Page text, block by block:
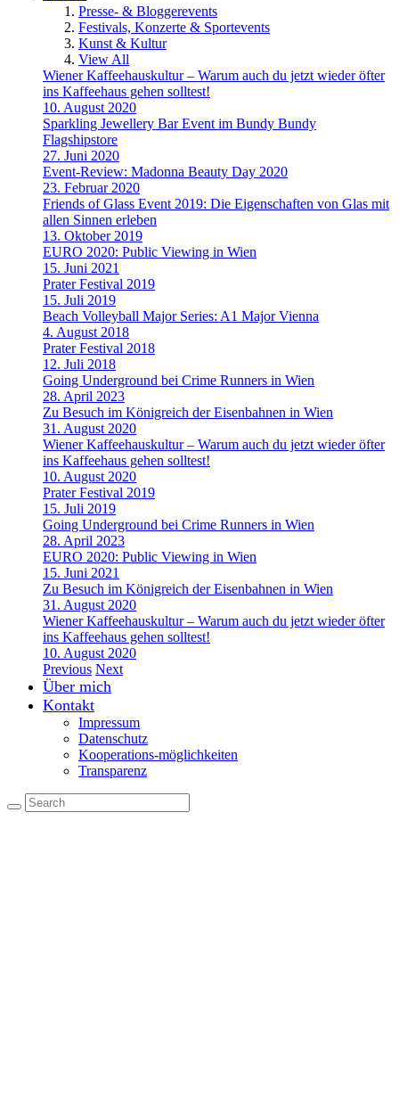
Presse- & Bloggerevents
Festivals, Konzerte & Sportevents
Kunst & Kultur
View All
Wiener Kaffeehauskultur – Warum auch du jetzt wieder öfter
ins Kaffeehaus gehen solltest!
10. August 2020
Sparkling Jewellery Bar Event im Bundy Bundy
Flagshipstore
27. Juni 2020
Event-Review: Madonna Beauty Day 2020
23. Februar 2020
Friends of Glass Event 2019: Die Eigenschaften von Glas mit
allen Sinnen erleben
13. Oktober 2019
EURO 2020: Public Viewing in Wien
15. Juni 2021
Prater Festival 2019
15. Juli 2019
Beach Volleyball Major Series: A1 Major Vienna
4. August 2018
Prater Festival 2018
12. Juli 2018
Going Underground bei Crime Runners in Wien
28. April 2023
Zu Besuch im Königreich der Eisenbahnen in Wien
31. August 2020
Wiener Kaffeehauskultur – Warum auch du jetzt wieder öfter
ins Kaffeehaus gehen solltest!
10. August 2020
Prater Festival 2019
15. Juli 2019
Going Underground bei Crime Runners in Wien
28. April 2023
EURO 2020: Public Viewing in Wien
15. Juni 2021
Zu Besuch im Königreich der Eisenbahnen in Wien
31. August 2020
Wiener Kaffeehauskultur – Warum auch du jetzt wieder öfter
ins Kaffeehaus gehen solltest!
10. August 2020
Previous Next
Über mich
Kontakt
Impressum
Datenschutz
Kooperations-möglichkeiten
Transparenz